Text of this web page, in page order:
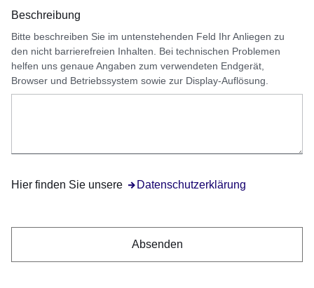
Beschreibung
Bitte beschreiben Sie im untenstehenden Feld Ihr Anliegen zu
den nicht barrierefreien Inhalten. Bei technischen Problemen
helfen uns genaue Angaben zum verwendeten Endgerät,
Browser und Betriebssystem sowie zur Display-Auflösung.
Hier finden Sie unsere Datenschutzerklärung
Öffnet sich in einem neuen Fenster